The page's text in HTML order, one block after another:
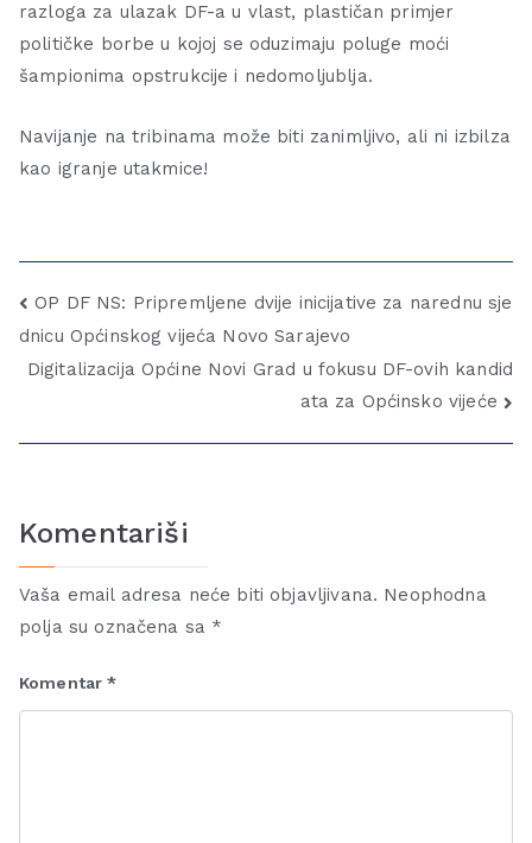
razloga za ulazak DF-a u vlast, plastičan primjer
političke borbe u kojoj se oduzimaju poluge moći
šampionima opstrukcije i nedomoljublja.
Navijanje na tribinama može biti zanimljivo, ali ni izbilza
kao igranje utakmice!
OP DF NS: Pripremljene dvije inicijative za narednu sje
dnicu Općinskog vijeća Novo Sarajevo
Digitalizacija Općine Novi Grad u fokusu DF-ovih kandid
ata za Općinsko vijeće
Komentariši
Vaša email adresa neće biti objavljivana. Neophodna
polja su označena sa *
Komentar*